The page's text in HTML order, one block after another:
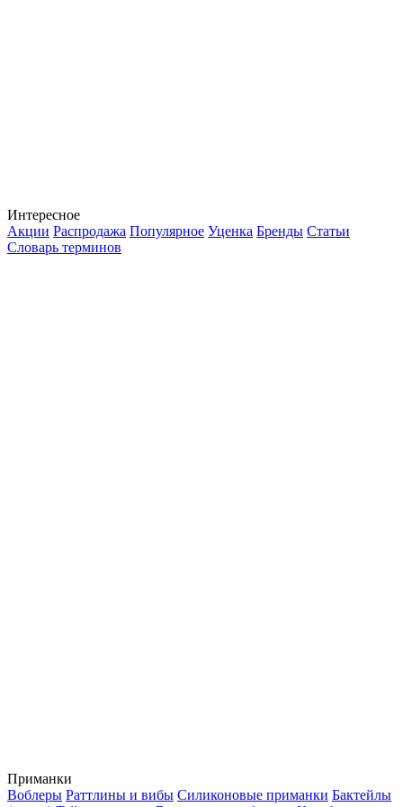
Интересное
Акции Распродажа Популярное Уценка Бренды Статьи
Словарь терминов
Приманки
Воблеры Раттлины и вибы Силиконовые приманки Бактейлы